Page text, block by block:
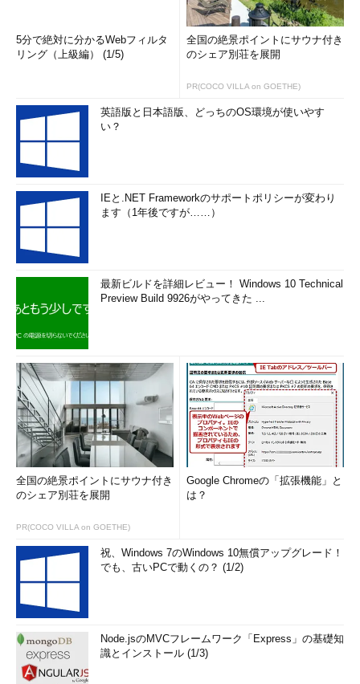
5分で絶対に分かるWebフィルタ
リング（上級編） (1/5)
全国の絶景ポイントにサウナ付き
のシェア別荘を展開
PR(COCO VILLA on GOETHE)
英語版と日本語版、どっちのOS環境が使いやす
い？
IEと.NET Frameworkのサポートポリシーが変わり
ます（1年後ですが……）
最新ビルドを詳細レビュー！ Windows 10 Technical
Preview Build 9926がやってきた ...
全国の絶景ポイントにサウナ付き
のシェア別荘を展開
PR(COCO VILLA on GOETHE)
Google Chromeの「拡張機能」と
は？
祝、Windows 7のWindows 10無償アップグレード！
でも、古いPCで動くの？ (1/2)
Node.jsのMVCフレームワーク「Express」の基礎知
識とインストール (1/3)